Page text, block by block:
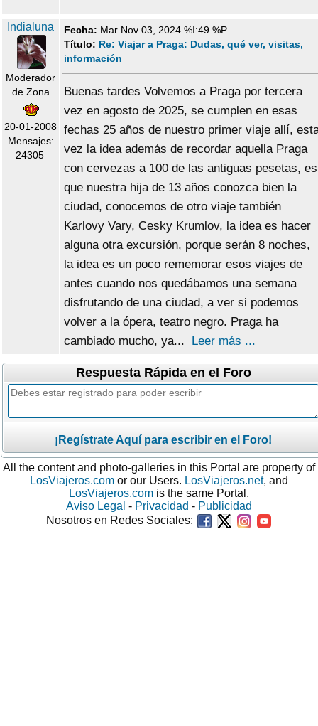
Indialuna
Moderador
de Zona
20-01-2008
Mensajes:
24305
Fecha: Mar Nov 03, 2024 %I:49 %P
Título: Re: Viajar a Praga: Dudas, qué ver, visitas,
información
Buenas tardes Volvemos a Praga por tercera
vez en agosto de 2025, se cumplen en esas
fechas 25 años de nuestro primer viaje allí,
vez la idea además de recordar aquella Praga
con cervezas a 100 de las antiguas pesetas, es
que nuestra hija de 13 años conozca bien la
ciudad, conocemos de otro viaje también
Karlovy Vary, Cesky Krumlov, la idea es hacer
alguna otra excursión, porque serán 8 noches,
la idea es un poco rememorar esos viajes de
antes cuando nos quedábamos una semana
disfrutando de una ciudad, a ver si podemos
volver a la ópera, teatro negro. Praga ha
cambiado mucho, ya...
Leer más ...
Respuesta Rápida en el Foro
¡Regístrate Aquí para escribir en el Foro!
All the content and photo-galleries in this Portal are property of
LosViajeros.com or our Users. LosViajeros.net, and
LosViajeros.com is the same Portal.
Aviso Legal - Privacidad - Publicidad
Nosotros en Redes Sociales: